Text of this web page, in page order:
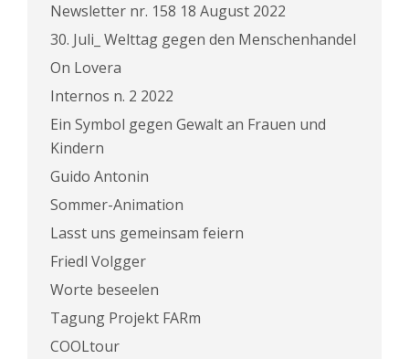
Newsletter nr. 158 18 August 2022
30. Juli_ Welttag gegen den Menschenhandel
On Lovera
Internos n. 2 2022
Ein Symbol gegen Gewalt an Frauen und
Kindern
Guido Antonin
Sommer-Animation
Lasst uns gemeinsam feiern
Friedl Volgger
Worte beseelen
Tagung Projekt FARm
COOLtour